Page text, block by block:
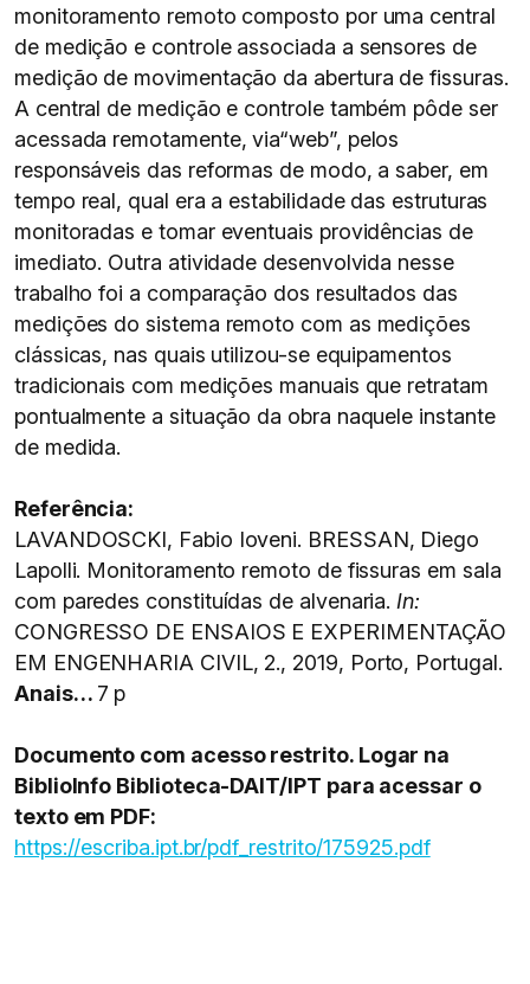
monitoramento remoto composto por uma central
de medição e controle associada a sensores de
medição de movimentação da abertura de fissuras.
A central de medição e controle também pôde ser
acessada remotamente, via“web”, pelos
responsáveis das reformas de modo, a saber, em
tempo real, qual era a estabilidade das estruturas
monitoradas e tomar eventuais providências de
imediato. Outra atividade desenvolvida nesse
trabalho foi a comparação dos resultados das
medições do sistema remoto com as medições
clássicas, nas quais utilizou-se equipamentos
tradicionais com medições manuais que retratam
pontualmente a situação da obra naquele instante
de medida.
Referência:
LAVANDOSCKI, Fabio Ioveni. BRESSAN, Diego
Lapolli. Monitoramento remoto de fissuras em sala
com paredes constituídas de alvenaria. In:
CONGRESSO DE ENSAIOS E EXPERIMENTAÇÃO
EM ENGENHARIA CIVIL, 2., 2019, Porto, Portugal.
Anais… 7 p
Documento com acesso restrito. Logar na
BiblioInfo Biblioteca-DAIT/IPT para acessar o
texto em PDF:
https://escriba.ipt.br/pdf_restrito/175925.pdf